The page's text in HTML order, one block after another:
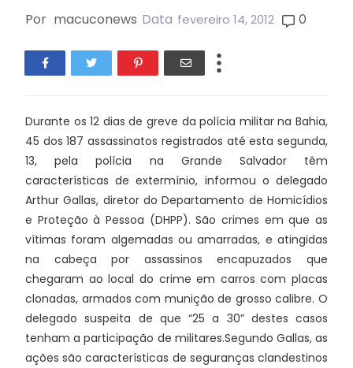
Por macuconews Data fevereiro 14, 2012 0
Durante os 12 dias de greve da polícia militar na Bahia,
45 dos 187 assassinatos registrados até esta segunda,
13, pela polícia na Grande Salvador têm
características de extermínio, informou o delegado
Arthur Gallas, diretor do Departamento de Homicídios
e Proteção à Pessoa (DHPP). São crimes em que as
vítimas foram algemadas ou amarradas, e atingidas
na cabeça por assassinos encapuzados que
chegaram ao local do crime em carros com placas
clonadas, armados com munição de grosso calibre. O
delegado suspeita de que “25 a 30” destes casos
tenham a participação de militares.Segundo Gallas, as
ações são características de seguranças clandestinos